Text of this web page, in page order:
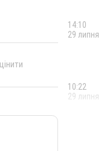
14:10
29 липня
10:22
29 липня